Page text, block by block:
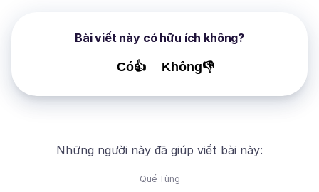
Bài viết này có hữu ích không?
Có👍 Không👎
Những người này đã giúp viết bài này:
Quế Tùng